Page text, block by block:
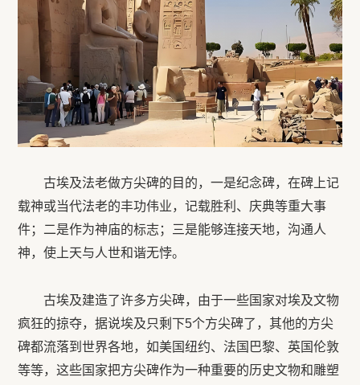
古埃及法老做方尖碑的目的，一是纪念碑，在碑上记
载神或当代法老的丰功伟业，记载胜利、庆典等重大事
件；二是作为神庙的标志；三是能够连接天地，沟通人
神，使上天与人世和谐无悖。
古埃及建造了许多方尖碑，由于一些国家对埃及文物
疯狂的掠夺，据说埃及只剩下5个方尖碑了，其他的方尖
碑都流落到世界各地，如美国纽约、法国巴黎、英国伦敦
等等，这些国家把方尖碑作为一种重要的历史文物和雕塑